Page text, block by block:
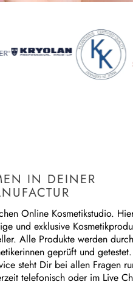
IN DEINER
Online Kosmetikstudio.
und exklusive
Alle Produkte werden
geprüft und
steht Dir bei allen Fragen
telefonisch oder im Live